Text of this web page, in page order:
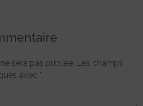
sera pas publiée. Les champs
avec *